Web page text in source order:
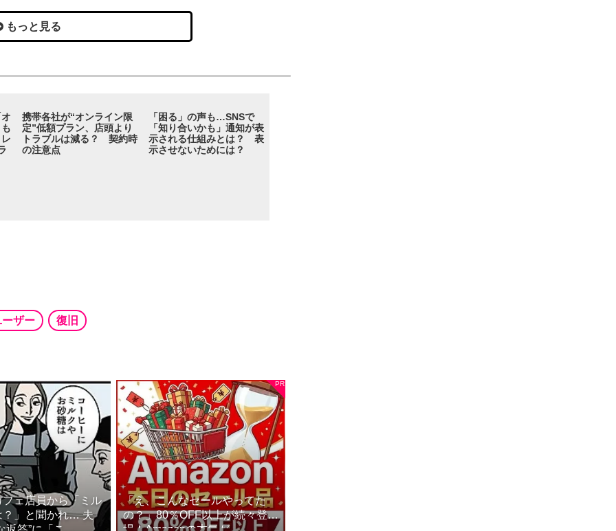
もっと見る
携帯各社が“オンライン限
定”低額プラン、店頭より
トラブルは減る？ 契約時
の注意点
「困る」の声も…SNSで
「知り合いかも」通知が表
示される仕組みとは？ 表
示させないためには？
ーザー 復旧
フェ店員から「ミル
？」と聞かれ… 夫
「え、こんなセールやってた
の？」80％OFF以上が続々登